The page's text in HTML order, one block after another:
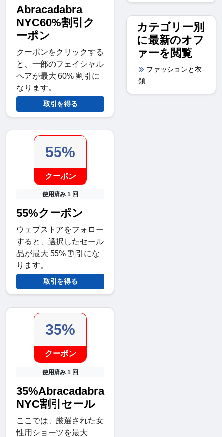
Abracadabra
NYC60%割引ク
ーポン
クーポンをクリックする
と、一部のフェイシャル
ヘアが最大 60% 割引に
なります。
取引を得る
55%
クーポン
使用済み 1 回
55%クーポン
ウェブストアをフォロー
すると、選択したセール
品が最大 55% 割引にな
ります。
取引を得る
35%
クーポン
使用済み 1 回
35%Abracadabra
NYC割引セール
ここでは、厳選された女
性用ショーツを最大
カテゴリー別
に最新のオフ
ァーを閲覧
ファッションと衣
類